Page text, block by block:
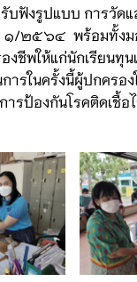
บฟังรูปแบบ การวัดแ
๑/๒๕๖๔ พร้อมทั้งม
งชีพให้แก่นักเรียนทุ
ารในครั้งนี้ผู้ปกครอ
รป้องกันโรคติดเชื้อ